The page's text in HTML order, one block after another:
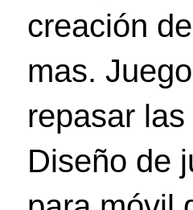
creación
mas.
repasar
Diseño de